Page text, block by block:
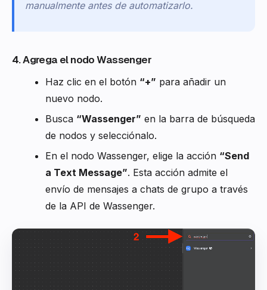
manualmente antes de automatizarlo.
4. Agrega el nodo Wassenger
Haz clic en el botón “+” para añadir un
nuevo nodo.
Busca “Wassenger” en la barra de búsqueda
de nodos y selecciónalo.
En el nodo Wassenger, elige la acción “Send
a Text Message”. Esta acción admite el
envío de mensajes a chats de grupo a través
de la API de Wassenger.